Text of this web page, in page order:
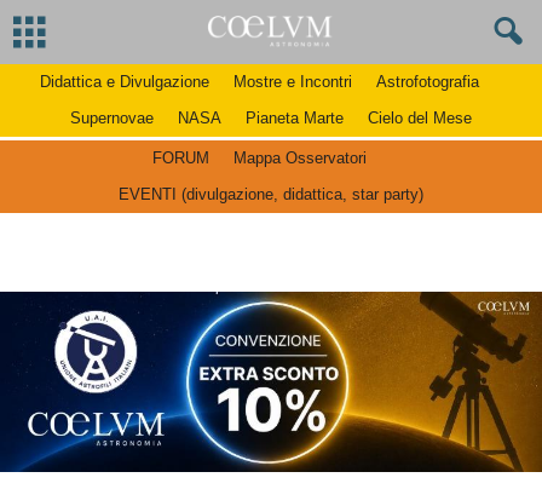
Didattica e Divulgazione Mostre e Incontri
Astrofotografia
Supernovae
NASA Pianeta Marte Cielo del Mese
FORUM
Mappa Osservatori
EVENTI (divulgazione, didattica, star party)